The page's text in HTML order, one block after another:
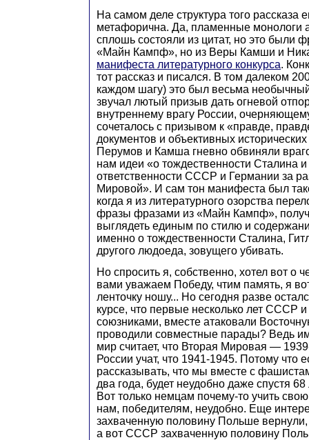
На самом деле структура того рассказа
метафорична. Да, пламенные монологи
сплошь состояли из цитат, но это были
«Майн Кампф», но из Веры Камши и
манифеста литературного конкурса.
тот рассказ и писался. В том далеком
каждом шагу) это был весьма
звучал лютый призыв дать огневой
внутреннему врагу России,
сочеталось с призывом к «правде,
документов и объективных
Перумов и Камша гневно обвиняли
нам идеи «о тождественности Сталина
ответственности СССР и Германии за
Мировой». И сам тон манифеста был
когда я из литературного озорства
фразы фразами из «Майн Кампф»,
выглядеть единым по стилю и
именно о тождественности Сталина,
другого людоеда, зовущего убивать.
Но спросить я, собственно, хотел вот о
вами уважаем Победу, чтим память, я
ленточку ношу... Но сегодня разве
курсе, что первые несколько лет СССР
союзниками, вместе атаковали
проводили совместные парады? Ведь
мир считает, что Вторая Мировая —
России учат, что 1941-1945. Потому что
рассказывать, что мы вместе с
два года, будет неудобно даже спустя
Вот только немцам почему-то учить
нам, победителям, неудобно. Еще
захваченную половину Польше
а вот СССР захваченную половину